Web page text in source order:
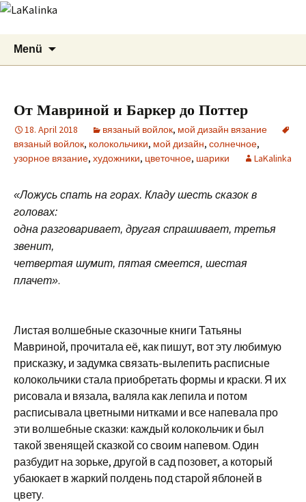
LaKalinka
Menü
От Мавриной и Баркер до Поттер
18. April 2018 вязаный войлок, мой дизайн вязание
вязаный войлок, колокольчики, мой дизайн, солнечное,
узорное вязание, художники, цветочное, шарики LaKalinka
«Ложусь спать на горах. Кладу шесть сказок в
головах:
одна разговаривает, другая спрашивает, третья
звенит,
четвертая шумит, пятая смеется, шестая
плачет».
Листая волшебные сказочные книги Татьяны
Мавриной, прочитала её, как пишут, вот эту любимую
присказку, и задумка связать-вылепить расписные
колокольчики стала приобретать формы и краски. Я их
рисовала и вязала, валяла как лепила и потом
расписывала цветными нитками и все напевала про
эти волшебные сказки: каждый колокольчик и был
такой звенящей сказкой со своим напевом. Один
разбудит на зорьке, другой в сад позовет, а который
убаюкает в жаркий полдень под старой яблоней в
цвету.